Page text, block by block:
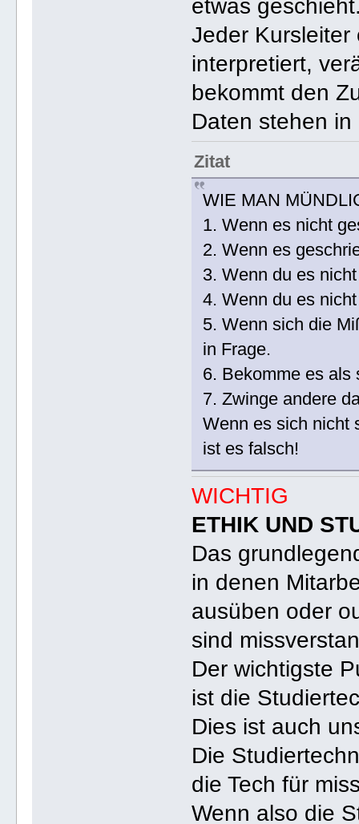
etwas
Jeder Kursleiter
interpretiert,
bekommt den
Daten stehen
Zitat
WIE MAN
1. Wenn es nicht
2. Wenn es
3. Wenn du es
4. Wenn du es
5. Wenn sich die
in Frage.
6. Bekomme es als
7. Zwinge andere
Wenn es sich nicht
ist es falsch!
WICHTIG
ETHIK UND
Das
in denen
ausüben oder
sind
Der wichtigste
ist die
Dies ist auch
Die
die Tech für
Wenn also die